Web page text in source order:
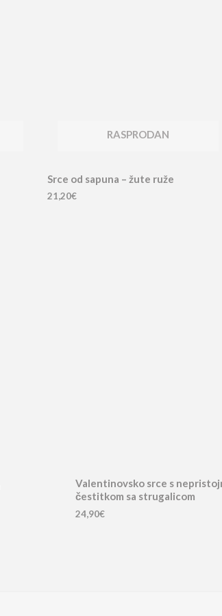
RASPRODAN
Srce od sapuna – žute ruže
21,20€
Valentinovsko srce s
čestitkom sa strugalicom
24,90€